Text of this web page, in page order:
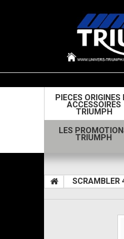
PIECES ORIGINES
ACCESSOIRES
TRIUMPH
LES
TRIUMPH
SCRAMBLER